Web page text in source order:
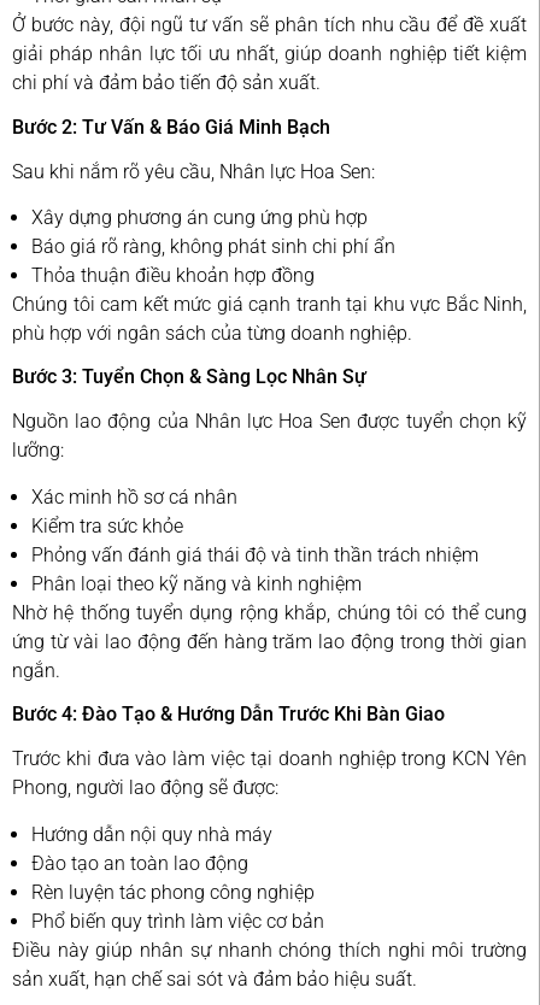
Ở bước này, đội ngũ tư vấn sẽ phân tích nhu cầu để đề xuất
giải pháp nhân lực tối ưu nhất, giúp doanh nghiệp tiết kiệm
chi phí và đảm bảo tiến độ sản xuất.
Bước 2: Tư Vấn & Báo Giá Minh Bạch
Sau khi nắm rõ yêu cầu, Nhân lực Hoa Sen:
Xây dựng phương án cung ứng phù hợp
Báo giá rõ ràng, không phát sinh chi phí ẩn
Thỏa thuận điều khoản hợp đồng
Chúng tôi cam kết mức giá cạnh tranh tại khu vực Bắc Ninh,
phù hợp với ngân sách của từng doanh nghiệp.
Bước 3: Tuyển Chọn & Sàng Lọc Nhân Sự
Nguồn lao động của Nhân lực Hoa Sen được tuyển chọn kỹ
lưỡng:
Xác minh hồ sơ cá nhân
Kiểm tra sức khỏe
Phỏng vấn đánh giá thái độ và tinh thần trách nhiệm
Phân loại theo kỹ năng và kinh nghiệm
Nhờ hệ thống tuyển dụng rộng khắp, chúng tôi có thể cung
ứng từ vài lao động đến hàng trăm lao động trong thời gian
ngắn.
Bước 4: Đào Tạo & Hướng Dẫn Trước Khi Bàn Giao
Trước khi đưa vào làm việc tại doanh nghiệp trong KCN Yên
Phong, người lao động sẽ được:
Hướng dẫn nội quy nhà máy
Đào tạo an toàn lao động
Rèn luyện tác phong công nghiệp
Phổ biến quy trình làm việc cơ bản
Điều này giúp nhân sự nhanh chóng thích nghi môi trường
sản xuất, hạn chế sai sót và đảm bảo hiệu suất.